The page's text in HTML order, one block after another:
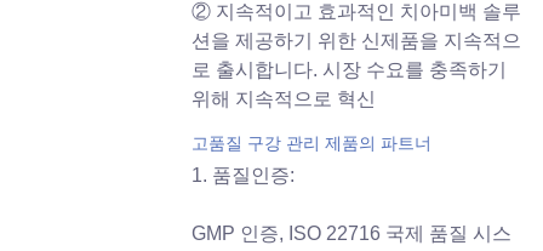
② 지속적이고 효과적인 치아미백 솔루
션을 제공하기 위한 신제품을 지속적으
로 출시합니다. 시장 수요를 충족하기
위해 지속적으로 혁신
고품질 구강 관리 제품의 파트너
1. 품질인증:
GMP 인증, ISO 22716 국제 품질 시스